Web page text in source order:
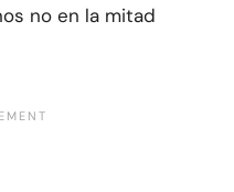
no en la mitad